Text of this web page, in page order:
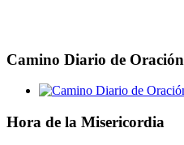
Camino Diario de Oración
Hora de la Misericordia